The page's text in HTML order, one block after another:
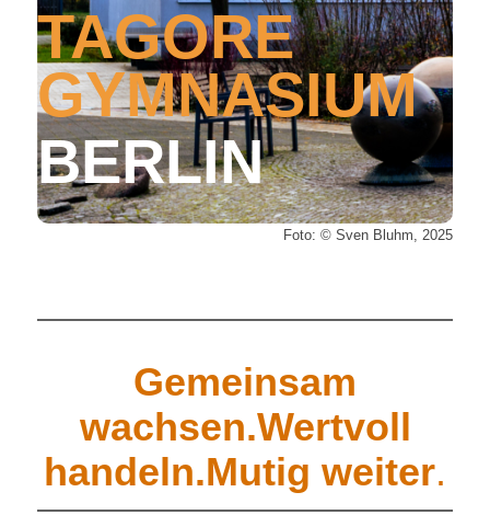
TAGORE
GYMNASIUM
BERLIN
Foto: ©️ Sven Bluhm, 2025
Gemeinsam
wachsen.Wertvoll
handeln.Mutig weiter.